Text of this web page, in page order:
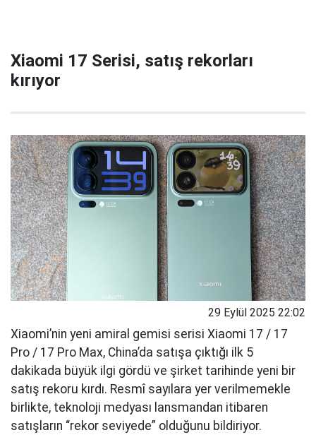
Xiaomi 17 Serisi, satış rekorları
kırıyor
29 Eylül 2025 22:02
Xiaomi’nin yeni amiral gemisi serisi Xiaomi 17 / 17
Pro / 17 Pro Max, China’da satışa çıktığı ilk 5
dakikada büyük ilgi gördü ve şirket tarihinde yeni bir
satış rekoru kırdı. Resmî sayılara yer verilmemekle
birlikte, teknoloji medyası lansmandan itibaren
satışların “rekor seviyede” olduğunu bildiriyor.